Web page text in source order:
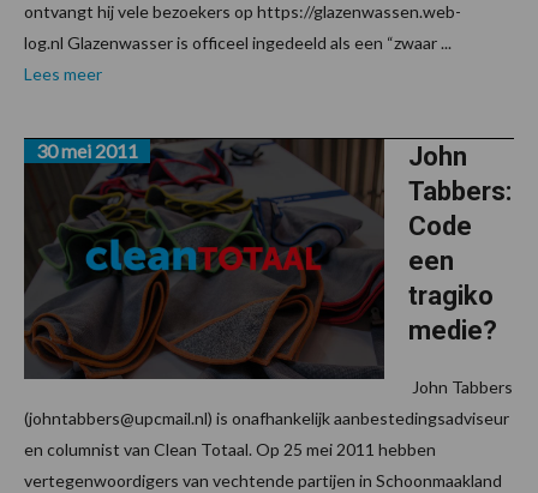
ontvangt hij vele bezoekers op https://glazenwassen.web-
log.nl Glazenwasser is officeel ingedeeld als een “zwaar ...
Lees meer
John
Tabbers:
Code
een
tragiko
medie?
30 mei 2011
John Tabbers
(johntabbers@upcmail.nl) is onafhankelijk aanbestedingsadviseur
en columnist van Clean Totaal. Op 25 mei 2011 hebben
vertegenwoordigers van vechtende partijen in Schoonmaakland